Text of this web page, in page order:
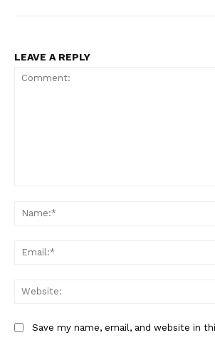
LEAVE A REPLY
Save my name, email, and website in